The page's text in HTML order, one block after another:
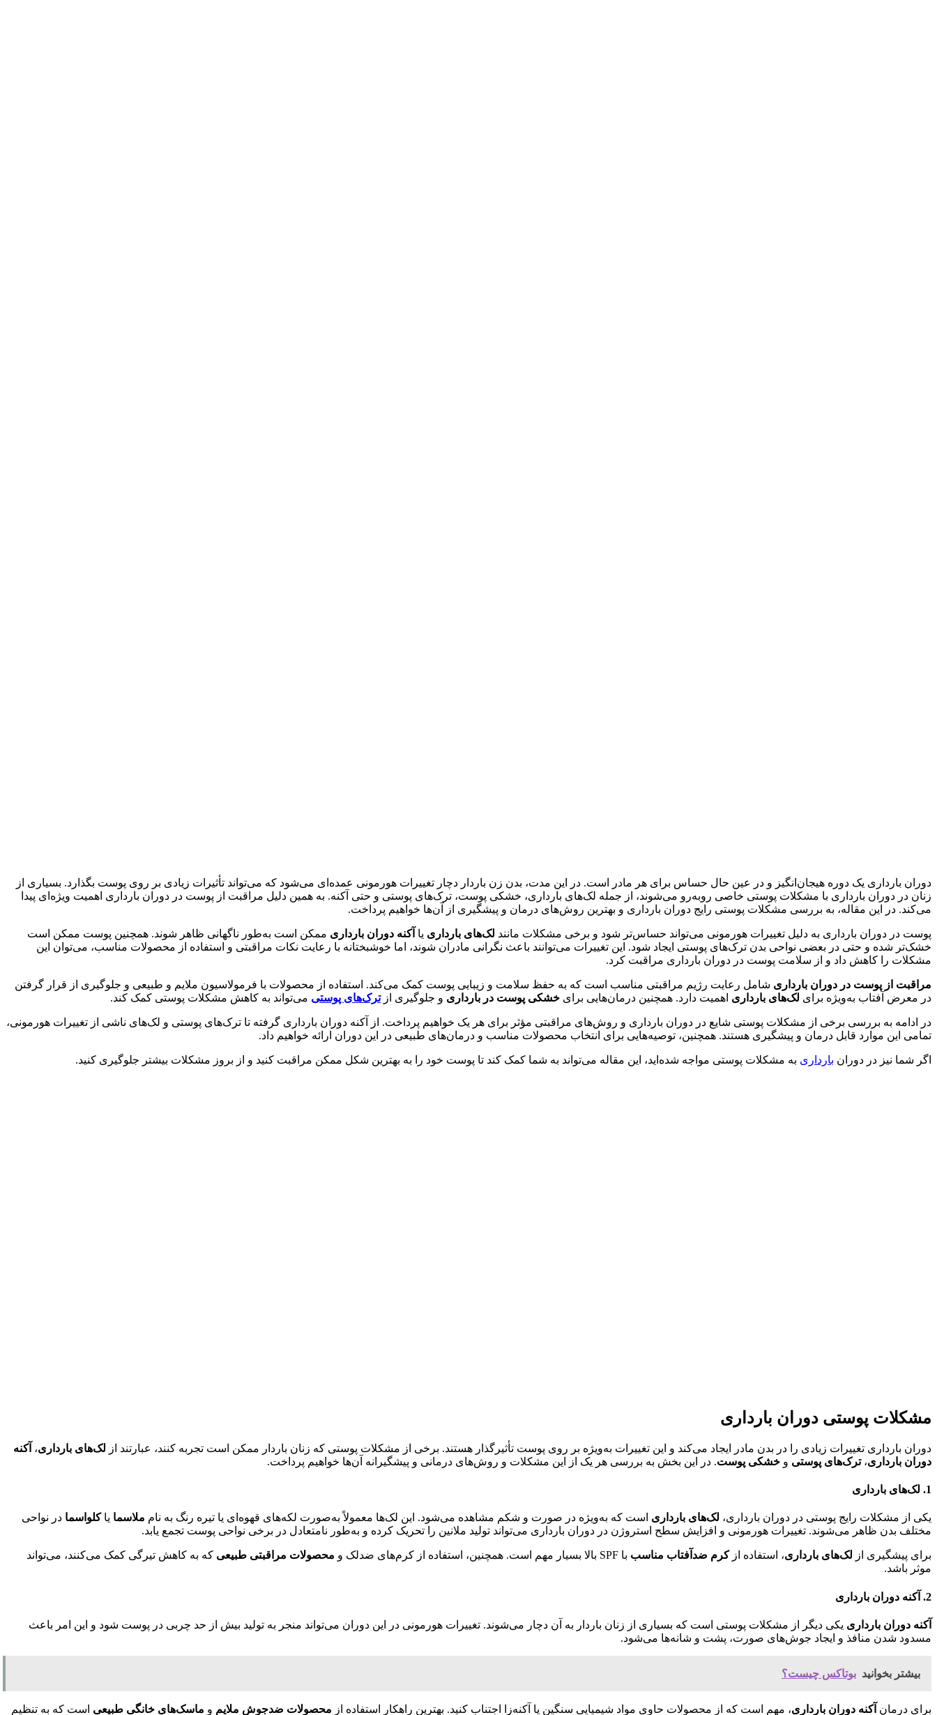
دوران بارداری یک دوره هیجان‌انگیز و در عین حال حساس برای هر مادر است. در این مدت، بدن زن باردار دچار تغییرات هورمونی عمده‌ای می‌شود که می‌تواند تأثیرات زیادی بر روی پوست بگذارد. بسیاری از
زنان در دوران بارداری با مشکلات پوستی خاصی روبه‌رو می‌شوند، از جمله لک‌های بارداری، خشکی پوست، ترک‌های پوستی و حتی آکنه. به همین دلیل مراقبت از پوست در دوران بارداری اهمیت ویژه‌ای پیدا
می‌کند. در این مقاله، به بررسی مشکلات پوستی رایج دوران بارداری و بهترین روش‌های درمان و پیشگیری از آن‌ها خواهیم پرداخت.
پوست در دوران بارداری به دلیل تغییرات هورمونی می‌تواند حساس‌تر شود و برخی مشکلات مانند لک‌های بارداری یا آکنه دوران بارداری ممکن است به‌طور ناگهانی ظاهر شوند. همچنین پوست ممکن است
خشک‌تر شده و حتی در بعضی نواحی بدن ترک‌های پوستی ایجاد شود. این تغییرات می‌توانند باعث نگرانی مادران شوند، اما خوشبختانه با رعایت نکات مراقبتی و استفاده از محصولات مناسب، می‌توان این
مشکلات را کاهش داد و از سلامت پوست در دوران بارداری مراقبت کرد.
مراقبت از پوست در دوران بارداری شامل رعایت رژیم مراقبتی مناسب است که به حفظ سلامت و زیبایی پوست کمک می‌کند. استفاده از محصولات با فرمولاسیون ملایم و طبیعی و جلوگیری از قرار گرفتن
در معرض آفتاب به‌ویژه برای لک‌های بارداری اهمیت دارد. همچنین درمان‌هایی برای خشکی پوست در بارداری و جلوگیری ازترک‌های پوستی می‌تواند به کاهش مشکلات پوستی کمک کند.
در ادامه به بررسی برخی از مشکلات پوستی شایع در دوران بارداری و روش‌های مراقبتی مؤثر برای هر یک خواهیم پرداخت. از آکنه دوران بارداری گرفته تا ترک‌های پوستی و لک‌های ناشی از تغییرات هورمونی،
تمامی این موارد قابل درمان و پیشگیری هستند. همچنین، توصیه‌هایی برای انتخاب محصولات مناسب و درمان‌های طبیعی در این دوران ارائه خواهیم داد.
اگر شما نیز در دوران بارداری به مشکلات پوستی مواجه شده‌اید، این مقاله می‌تواند به شما کمک کند تا پوست خود را به بهترین شکل ممکن مراقبت کنید و از بروز مشکلات بیشتر جلوگیری کنید.
مشکلات پوستی دوران بارداری
دوران بارداری تغییرات زیادی را در بدن مادر ایجاد می‌کند و این تغییرات به‌ویژه بر روی پوست تأثیرگذار هستند. برخی از مشکلات پوستی که زنان باردار ممکن است تجربه کنند، عبارتند از لک‌های بارداری، آکنه
دوران بارداری،ترک‌های پوستی و خشکی پوست. در این بخش به بررسی هر یک از این مشکلات و روش‌های درمانی و پیشگیرانه آن‌ها خواهیم پرداخت.
1. لک‌های بارداری
یکی از مشکلات رایج پوستی در دوران بارداری، لک‌های بارداری است که به‌ویژه در صورت و شکم مشاهده می‌شود. این لک‌ها معمولاً به‌صورت لکه‌های قهوه‌ای یا تیره رنگ به نام ملاسما یاکلواسما در نواحی
مختلف بدن ظاهر می‌شوند. تغییرات هورمونی و افزایش سطح استروژن در دوران بارداری می‌تواند تولید ملانین را تحریک کرده و به‌طور نامتعادل در برخی نواحی پوست تجمع یابد.
برای پیشگیری از لک‌های بارداری، استفاده ازکرم ضدآفتاب مناسب با SPF بالا بسیار مهم است. همچنین، استفاده از کرم‌های ضدلک و محصولات مراقبتی طبیعی که به کاهش تیرگی کمک می‌کنند، می‌تواند
موثر باشد.
2. آکنه دوران بارداری
آکنه دوران بارداری یکی دیگر از مشکلات پوستی است که بسیاری از زنان باردار به آن دچار می‌شوند. تغییرات هورمونی در این دوران می‌تواند منجر به تولید بیش از حد چربی در پوست شود و این امر باعث
مسدود شدن منافذ و ایجاد جوش‌های صورت، پشت و شانه‌ها می‌شود.
بیشتر بخوانید بوتاکس چیست؟
برای درمان آکنه دوران بارداری، مهم است که از محصولات حاوی مواد شیمیایی سنگین یا آکنه‌زا اجتناب کنید. بهترین راهکار استفاده از محصولات ضدجوش ملایم و ماسک‌های خانگی طبیعی است که به تنظیم